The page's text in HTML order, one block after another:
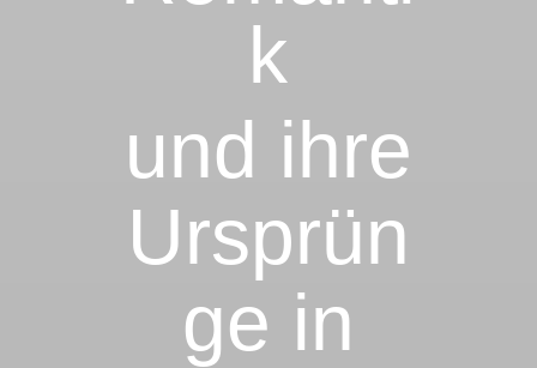
k
und ihre
Ursprün
ge in